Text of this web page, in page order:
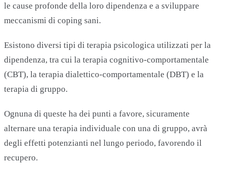
le cause profonde della loro dipendenza e a sviluppare
meccanismi di coping sani.
Esistono diversi tipi di terapia psicologica utilizzati per la
dipendenza, tra cui la terapia cognitivo-comportamentale
(CBT), la terapia dialettico-comportamentale (DBT) e la
terapia di gruppo.
Ognuna di queste ha dei punti a favore, sicuramente
alternare una terapia individuale con una di gruppo, avrà
degli effetti potenzianti nel lungo periodo, favorendo il
recupero.